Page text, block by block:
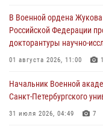
22 июля 2026, 09:41
Мастер‑класс по
20 июля 2026, 11:17 8
108 лет со дня
В Военной ордена
Российской Федерации
докторантуры научно-
01 августа 2026, 11:00
Начальник Военной
Санкт-Петербургского
31 июля 2026, 04:49 7